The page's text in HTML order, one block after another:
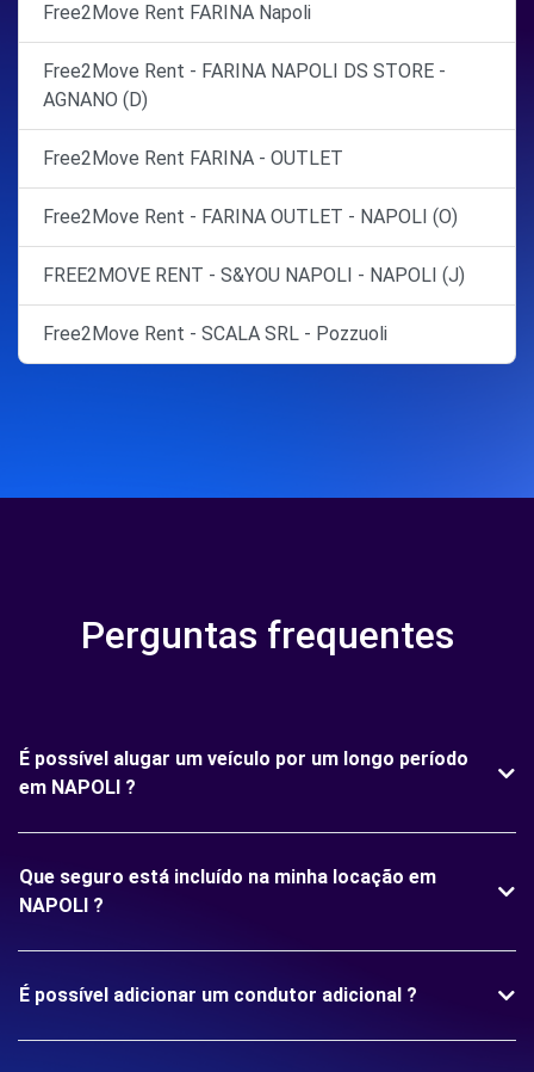
Free2Move Rent FARINA Napoli
Free2Move Rent - FARINA NAPOLI DS STORE -
AGNANO (D)
Free2Move Rent FARINA - OUTLET
Free2Move Rent - FARINA OUTLET - NAPOLI (O)
FREE2MOVE RENT - S&YOU NAPOLI - NAPOLI (J)
Free2Move Rent - SCALA SRL - Pozzuoli
Perguntas frequentes
É possível alugar um veículo por um longo período
em NAPOLI ?
Que seguro está incluído na minha locação em
NAPOLI ?
É possível adicionar um condutor adicional ?